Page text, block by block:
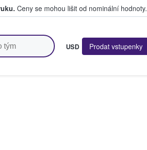
Ceny se mohou lišit od nominální hodnoty.
USD Prodat vstupenky